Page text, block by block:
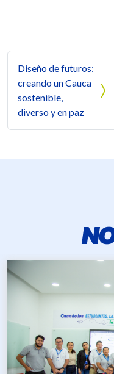
Diseño de futuros:
creando un Cauca
sostenible,
diverso y en paz